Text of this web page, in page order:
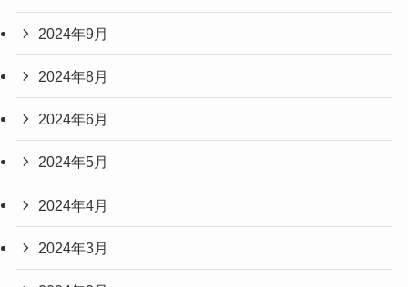
2024年9月
2024年8月
2024年6月
2024年5月
2024年4月
2024年3月